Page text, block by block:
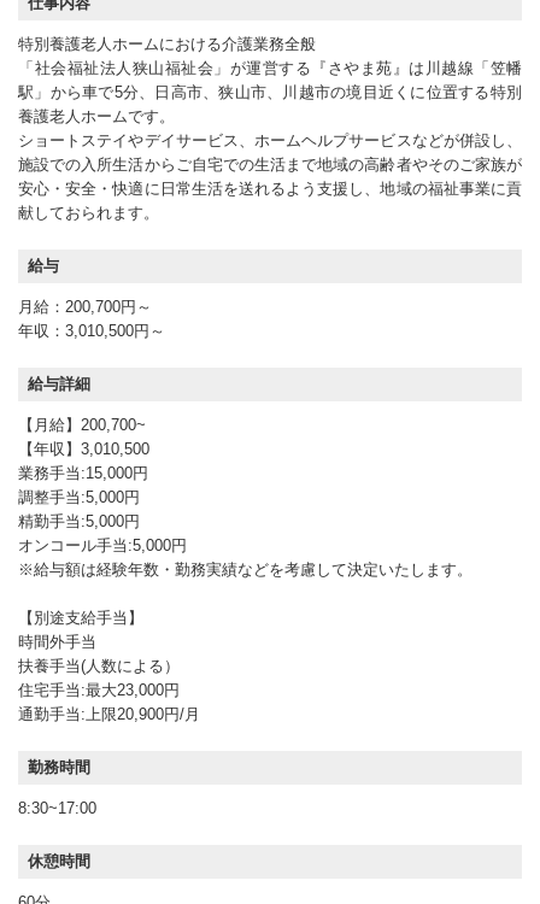
特別養護老人ホームにおける介護業務全般
「社会福祉法人狭山福祉会」が運営する『さやま苑』は川越線「笠幡
駅」から車で5分、日高市、狭山市、川越市の境目近くに位置する特別
養護老人ホームです。
ショートステイやデイサービス、ホームヘルプサービスなどが併設し、
施設での入所生活からご自宅での生活まで地域の高齢者やそのご家族が
安心・安全・快適に日常生活を送れるよう支援し、地域の福祉事業に貢
献しておられます。
給与
月給：200,700円～
年収：3,010,500円～
給与詳細
【月給】200,700~
【年収】3,010,500
業務手当:15,000円
調整手当:5,000円
精勤手当:5,000円
オンコール手当:5,000円
※給与額は経験年数・勤務実績などを考慮して決定いたします。
【別途支給手当】
時間外手当
扶養手当(人数による）
住宅手当:最大23,000円
通勤手当:上限20,900円/月
勤務時間
8:30~17:00
休憩時間